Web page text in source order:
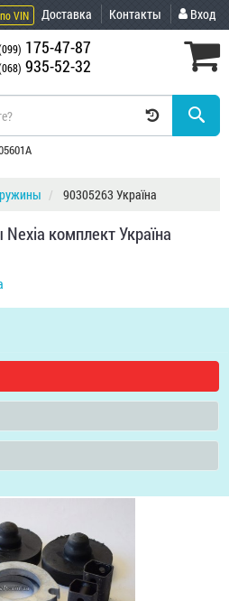
VIN Доставка Контакты Вход
175-47-87
935-52-32
90305263 Україна
комплект Україна